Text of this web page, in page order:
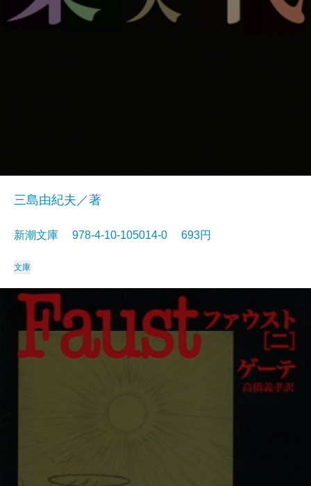
三島由紀夫／著
新潮文庫 978-4-10-105014-0 693円
文庫